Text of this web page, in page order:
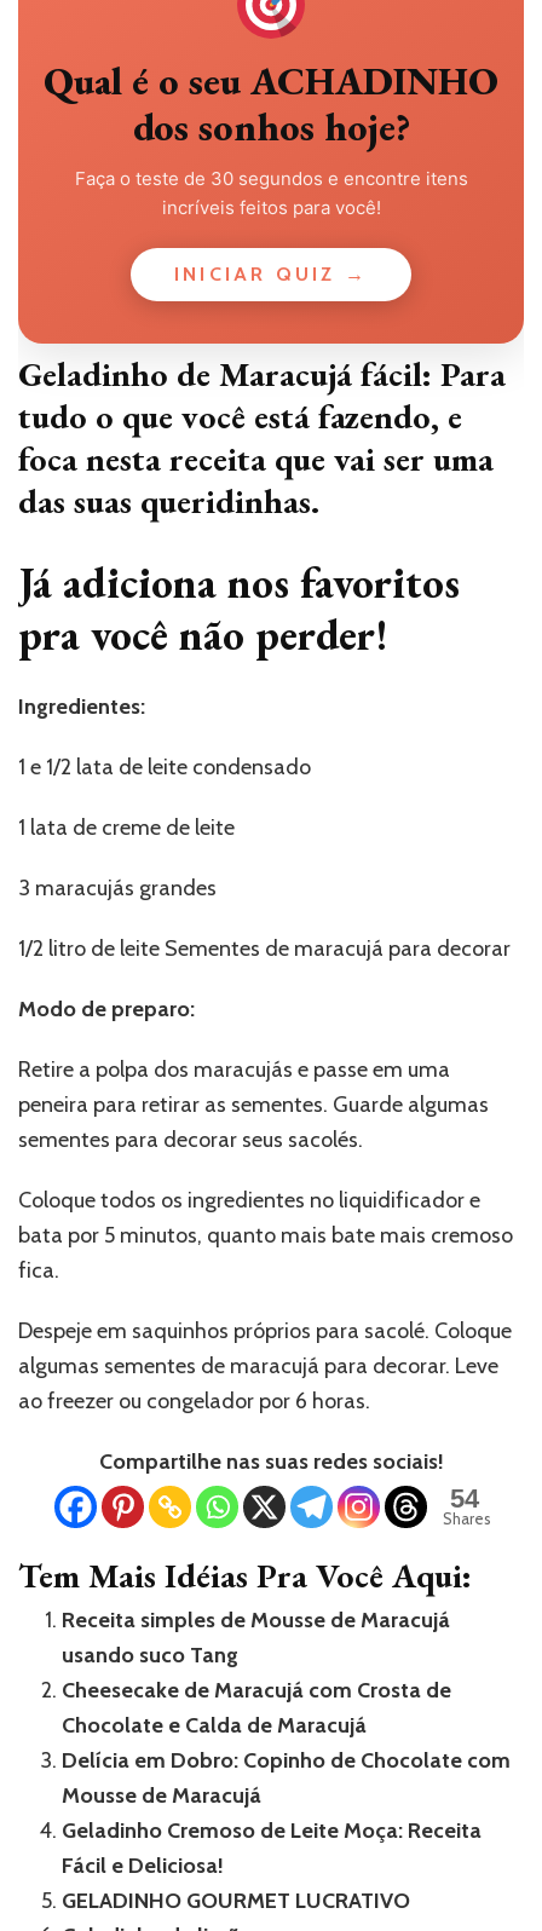
Qual é o seu ACHADINHO
dos sonhos hoje?
Faça o teste de 30 segundos e encontre itens
incríveis feitos para você!
INICIAR QUIZ →
Geladinho de Maracujá fácil: Para
tudo o que você está fazendo, e
foca nesta receita que vai ser uma
das suas queridinhas.
Já adiciona nos favoritos
pra você não perder!
Ingredientes:
1 e 1/2 lata de leite condensado
1 lata de creme de leite
3 maracujás grandes
1/2 litro de leite Sementes de maracujá para decorar
Modo de preparo:
Retire a polpa dos maracujás e passe em uma
peneira para retirar as sementes. Guarde algumas
sementes para decorar seus sacolés.
Coloque todos os ingredientes no liquidificador e
bata por 5 minutos, quanto mais bate mais cremoso
fica.
Despeje em saquinhos próprios para sacolé. Coloque
algumas sementes de maracujá para decorar. Leve
ao freezer ou congelador por 6 horas.
Compartilhe nas suas redes sociais!
54
Shares
Tem Mais Idéias Pra Você Aqui:
Receita simples de Mousse de Maracujá
usando suco Tang
Cheesecake de Maracujá com Crosta de
Chocolate e Calda de Maracujá
Delícia em Dobro: Copinho de Chocolate com
Mousse de Maracujá
Geladinho Cremoso de Leite Moça: Receita
Fácil e Deliciosa!
GELADINHO GOURMET LUCRATIVO